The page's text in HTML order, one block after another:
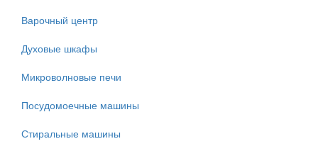
Варочный центр
Духовые шкафы
Микроволновые печи
Посудомоечные машины
Стиральные машины